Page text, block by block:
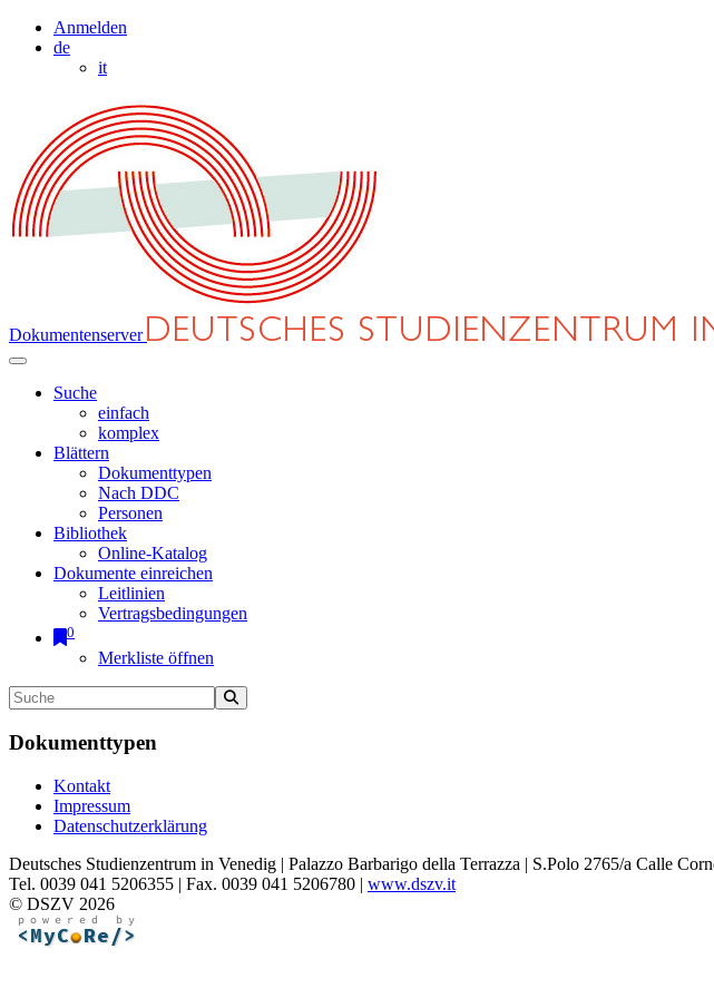
Anmelden
de
it
Dokumentenserver
Suche
einfach
komplex
Blättern
Dokumenttypen
Nach DDC
Personen
Bibliothek
Online-Katalog
Dokumente einreichen
Leitlinien
Vertragsbedingungen
0
Merkliste öffnen
Dokumenttypen
Kontakt
Impressum
Datenschutzerklärung
Deutsches Studienzentrum in Venedig | Palazzo Barbarigo della Terrazza | S.Polo 2765/a Calle
Tel. 0039 041 5206355 | Fax. 0039 041 5206780 | www.dszv.it
© DSZV 2026